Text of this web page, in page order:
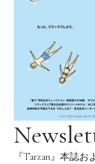
『Tarzan』本誌